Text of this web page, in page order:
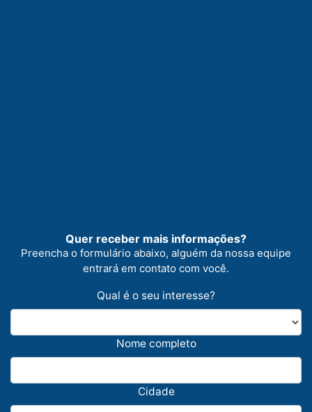
Quer receber mais informações?
Preencha o formulário abaixo, alguém da nossa equipe
entrará em contato com você.
Qual é o seu interesse?
Nome completo
Cidade